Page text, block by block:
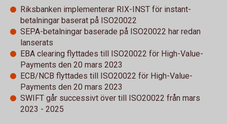
Riksbanken implementerar RIX-INST för instant-
betalningar baserat på ISO20022
SEPA-betalningar baserade på ISO20022 har redan
lanserats
EBA clearing flyttades till ISO20022 för High-Value-
Payments den 20 mars 2023
ECB/NCB flyttades till ISO20022 för High-Value-
Payments den 20 mars 2023
SWIFT går successivt över till ISO20022 från mars
2023 - 2025